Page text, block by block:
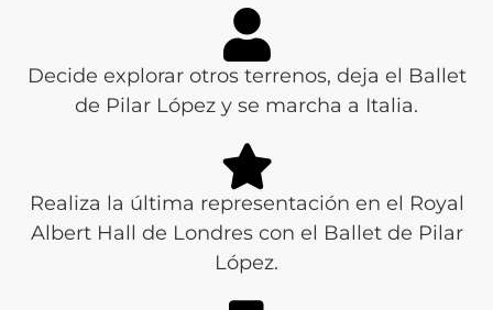
Decide explorar otros terrenos, deja el Ballet
de Pilar López y se marcha a Italia.
Realiza la última representación en el Royal
Albert Hall de Londres con el Ballet de Pilar
López.